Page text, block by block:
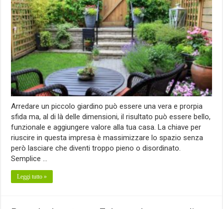
Arredare un piccolo giardino può essere una vera e prorpia
sfida ma, al di là delle dimensioni, il risultato può essere bello,
funzionale e aggiungere valore alla tua casa. La chiave per
riuscire in questa impresa è massimizzare lo spazio senza
però lasciare che diventi troppo pieno o disordinato.
Semplice …
Leggi tutto »